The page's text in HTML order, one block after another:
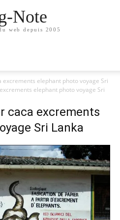
Note
web depuis 2005
elephant photo voyage Sri
elephant photo voyage Sri
caca excrements
Sri Lanka